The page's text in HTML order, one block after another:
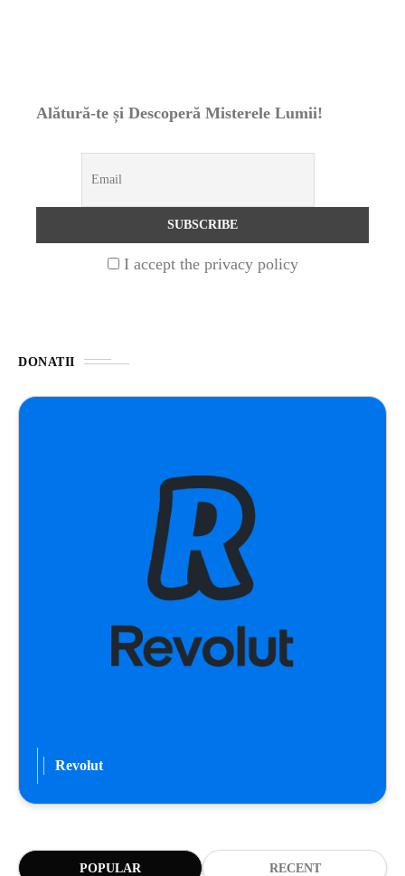
Alătură-te și Descoperă Misterele Lumii!
I accept the privacy policy
DONATII
Revolut
POPULAR RECENT
APLICATIA
UNCATEGORIZED 1 year ago
Barajul Trei Defileuri a Încetinit Rotația
1 year ago
Ai simțit vreodată deja-vu? Află de ce se